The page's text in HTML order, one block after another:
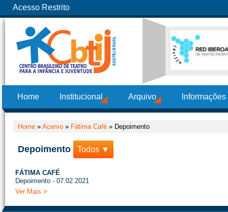
Acesso Restrito
Home Institucional Arquivo
Home » Acervo » Fátima Café » Depoimento
Depoimento Todos ▼
FÁTIMA CAFÉ
Depoimento - 07.02.2021
Ver Mais >